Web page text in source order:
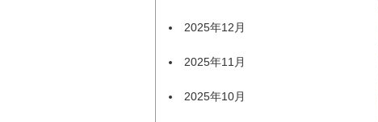
2025年12月
2025年11月
2025年10月